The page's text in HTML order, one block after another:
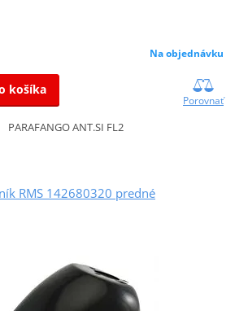
Na objednávku
košíka
Porovnať
PARAFANGO ANT.SI FL2
RMS 142680320 predné